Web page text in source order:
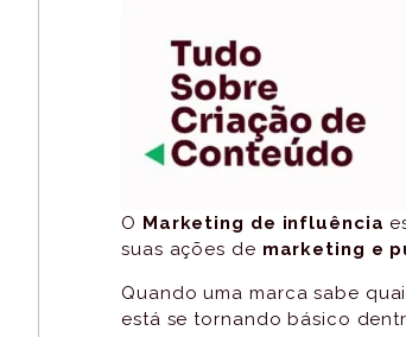
O Marketing de influência
suas ações de marketing e
Quando uma marca sabe
está se tornando básico